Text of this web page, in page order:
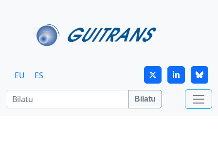
EU ES
Bilatu